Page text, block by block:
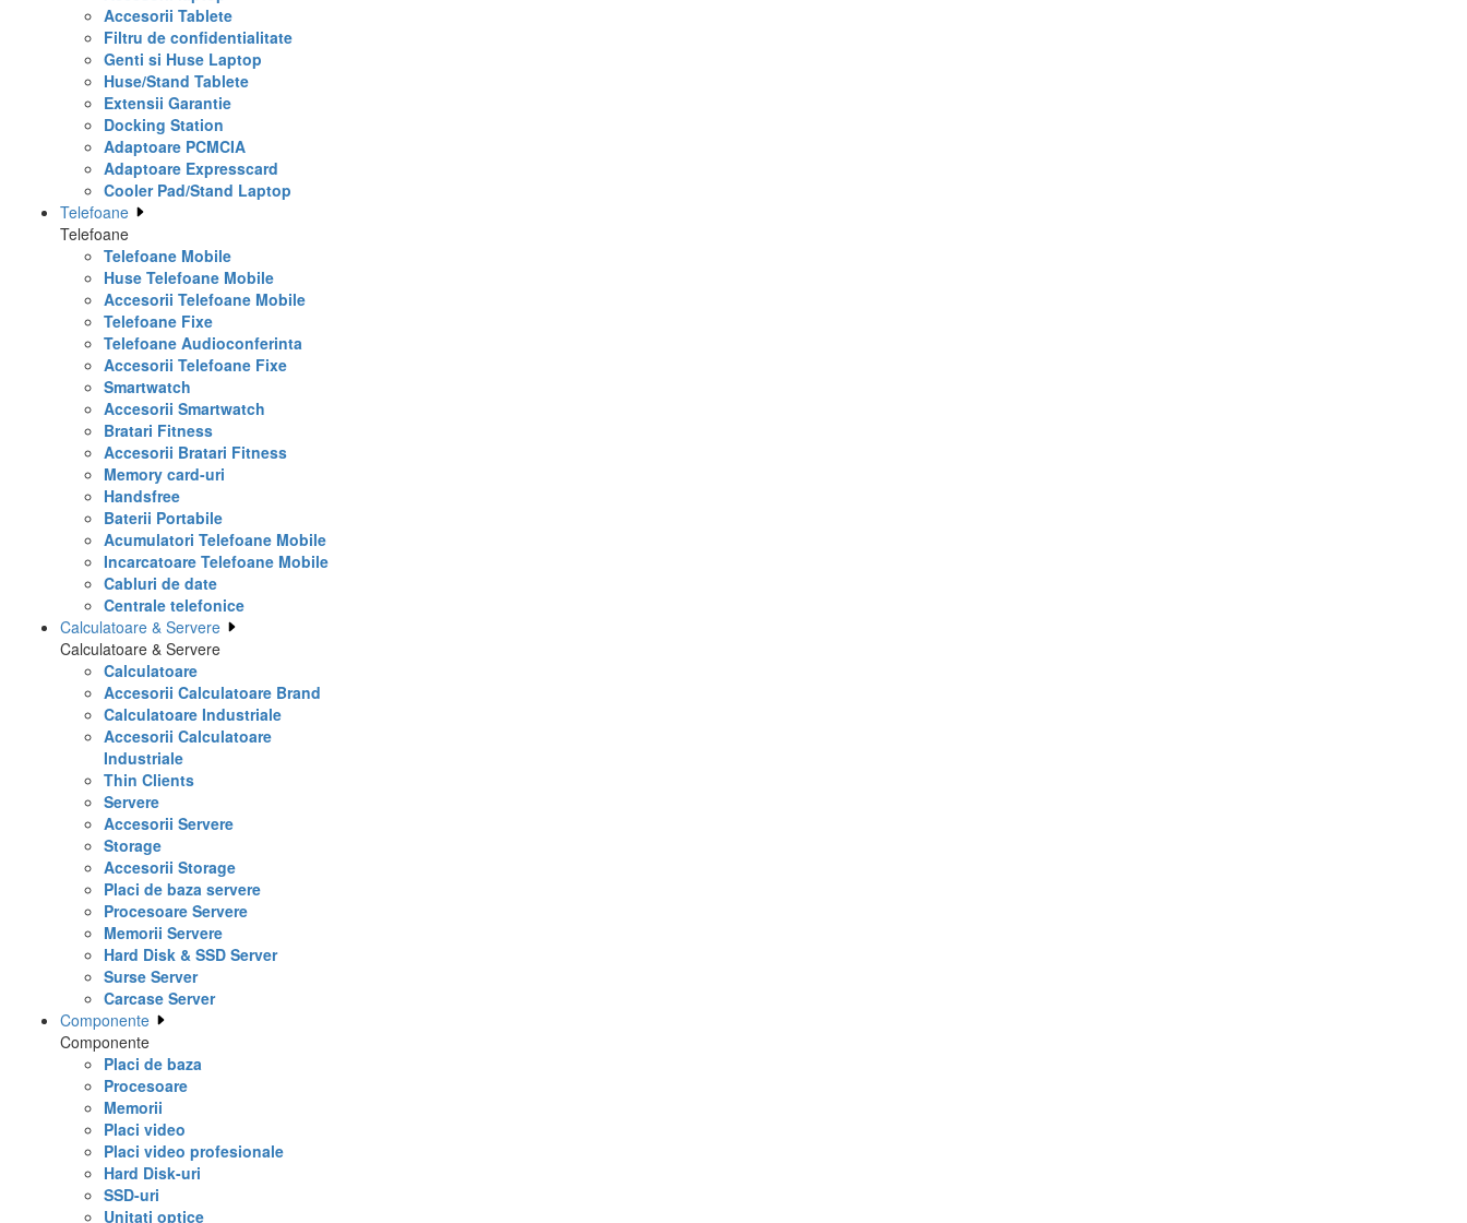
Accesorii Tablete
Filtru de confidentialitate
Genti si Huse Laptop
Huse/Stand Tablete
Extensii Garantie
Docking Station
Adaptoare PCMCIA
Adaptoare Expresscard
Cooler Pad/Stand Laptop
Telefoane
Telefoane
Telefoane Mobile
Huse Telefoane Mobile
Accesorii Telefoane Mobile
Telefoane Fixe
Telefoane Audioconferinta
Accesorii Telefoane Fixe
Smartwatch
Accesorii Smartwatch
Bratari Fitness
Accesorii Bratari Fitness
Memory card-uri
Handsfree
Baterii Portabile
Acumulatori Telefoane Mobile
Incarcatoare Telefoane Mobile
Cabluri de date
Centrale telefonice
Calculatoare & Servere
Calculatoare & Servere
Calculatoare
Accesorii Calculatoare Brand
Calculatoare Industriale
Accesorii Calculatoare
Industriale
Thin Clients
Servere
Accesorii Servere
Storage
Accesorii Storage
Placi de baza servere
Procesoare Servere
Memorii Servere
Hard Disk & SSD Server
Surse Server
Carcase Server
Componente
Componente
Placi de baza
Procesoare
Memorii
Placi video
Placi video profesionale
Hard Disk-uri
SSD-uri
Unitati optice